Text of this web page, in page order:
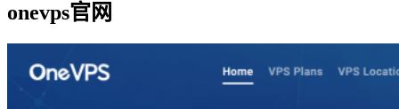
onevps官网